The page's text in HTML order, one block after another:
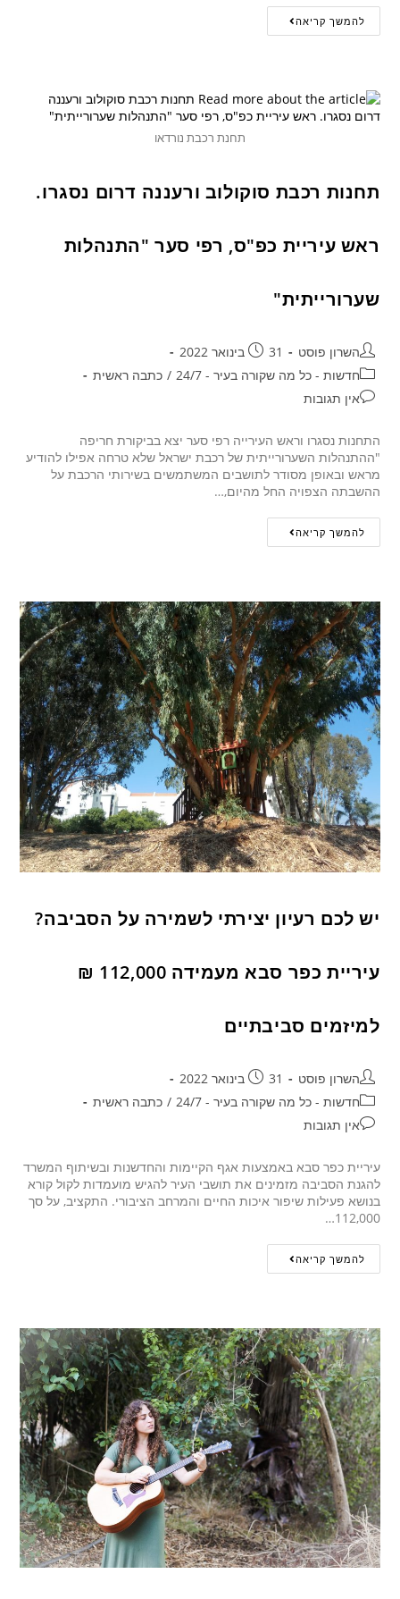
להמשך קריאה
תחנת רכבת נורדאו
תחנות רכבת סוקולוב ורעננה דרום נסגרו.
ראש עיריית כפ"ס, רפי סער "התנהלות
שערורייתית"
השרון פוסט
31 בינואר 2022
חדשות - כל מה שקורה בעיר - 24/7
/ כתבה ראשית
אין תגובות
התחנות נסגרו וראש העירייה רפי סער יצא בביקורת חריפה
"ההתנהלות השערורייתית של רכבת ישראל שלא טרחה אפילו להודיע
מראש ובאופן מסודר לתושבים המשתמשים בשירותי הרכבת על
ההשבתה הצפויה החל מהיום,…
להמשך קריאה
יש לכם רעיון יצירתי לשמירה על הסביבה?
עיריית כפר סבא מעמידה 112,000 ₪
למיזמים סביבתיים
השרון פוסט
31 בינואר 2022
חדשות - כל מה שקורה בעיר - 24/7
/ כתבה ראשית
אין תגובות
עיריית כפר סבא באמצעות אגף הקיימות והחדשנות ובשיתוף המשרד
להגנת הסביבה מזמינים את תושבי העיר להגיש מועמדות לקול קורא
בנושא פעילות שיפור איכות החיים והמרחב הציבורי. התקציב, על סך
112,000…
להמשך קריאה